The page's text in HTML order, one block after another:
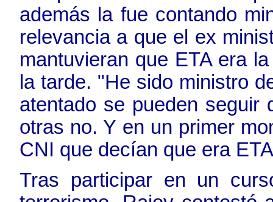
además la fue contando
relevancia a que el ex
mantuvieran que ETA era
la tarde. "He sido ministro
atentado se pueden
otras no. Y en un primer
CNI que decían que era
Tras participar en un